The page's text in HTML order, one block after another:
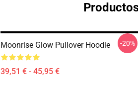
Moonrise Glow Pullover Hoodie
39,51 € - 45,95 €
-20%